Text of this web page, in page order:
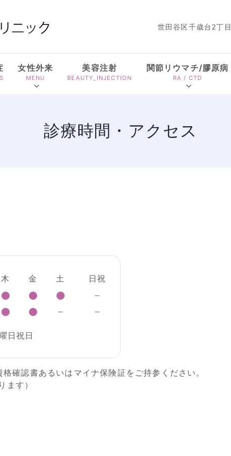
世田谷区千歳台2丁
女性外来
MENU
美容注射
BEAUTY_INJECTION
関節リウマチ/膠原病
RA / CTD
診療時間・アクセス
日祝日
木 金 土
日祝
確認書あるいはマイナ保険証をご持参ください。
ます）